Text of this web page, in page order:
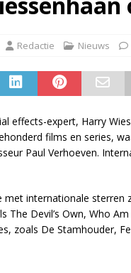
helft Nederlanders
Redactie Nieuws
effects-expert, Harry
films en series,
Paul Verhoeven.
met internationale sterren
The Devil’s Own, Who
zoals De Stamhouder,